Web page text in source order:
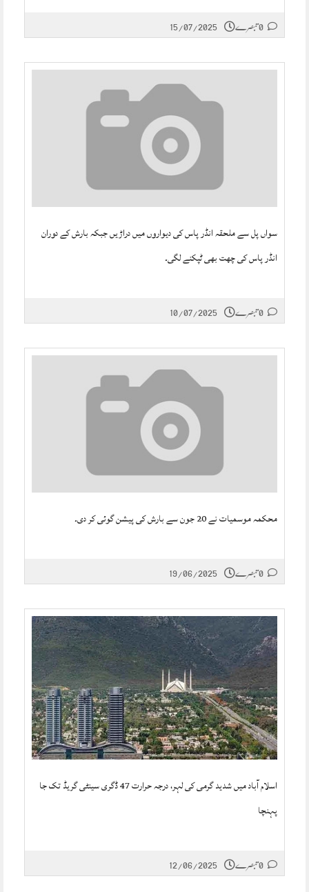
15/07/2025
سواں پل سے ملحقہ انڈر پاس کی دیواروں میں دراڑیں جبکہ بارش کے دوران
انڈر پاس کی چھت بھی ٹپکنے لگی۔
10/07/2025
محکمہ موسمیات نے 20 جون سے بارش کی پیشن گوئی کر دی۔
19/06/2025
اسلام آباد میں شدید گرمی کی لہر، درجہ حرارت 47 ڈگری سینٹی گریڈ تک جا
پہنچا
12/06/2025